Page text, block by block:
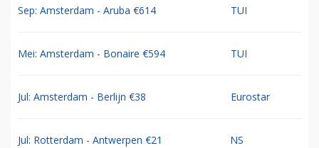
Sep: Amsterdam - Aruba €614 TUI
Mei: Amsterdam - Bonaire €594 TUI
Jul: Amsterdam - Berlijn €38 Eurostar
Jul: Rotterdam - Antwerpen €21 NS